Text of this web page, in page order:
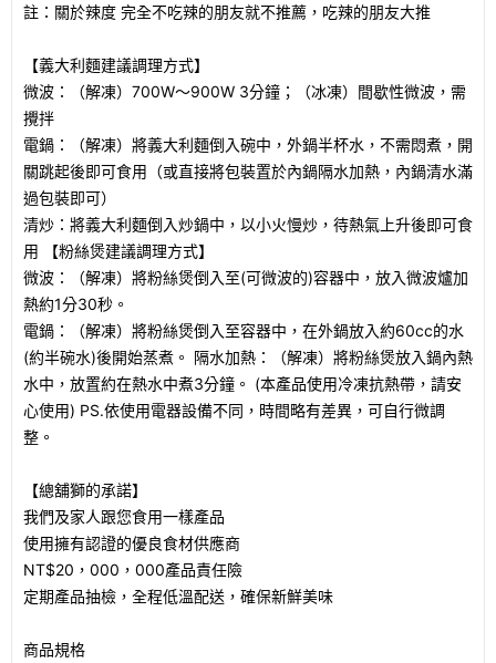
註：關於辣度 完全不吃辣的朋友就不推薦，吃辣的朋友大推
【義大利麵建議調理方式】
微波：（解凍）700W～900W 3分鐘；（冰凍）間歇性微波，需
攪拌
電鍋：（解凍）將義大利麵倒入碗中，外鍋半杯水，不需悶煮，開
關跳起後即可食用（或直接將包裝置於內鍋隔水加熱，內鍋清水滿
過包裝即可）
清炒：將義大利麵倒入炒鍋中，以小火慢炒，待熱氣上升後即可食
用 【粉絲煲建議調理方式】
微波：（解凍）將粉絲煲倒入至(可微波的)容器中，放入微波爐加
熱約1分30秒。
電鍋：（解凍）將粉絲煲倒入至容器中，在外鍋放入約60cc的水
(約半碗水)後開始蒸煮。 隔水加熱：（解凍）將粉絲煲放入鍋內熱
水中，放置約在熱水中煮3分鐘。 (本產品使用冷凍抗熱帶，請安
心使用) PS.依使用電器設備不同，時間略有差異，可自行微調
整。
【總舖獅的承諾】
我們及家人跟您食用一樣產品
使用擁有認證的優良食材供應商
NT$20，000，000產品責任險
定期產品抽檢，全程低溫配送，確保新鮮美味
商品規格